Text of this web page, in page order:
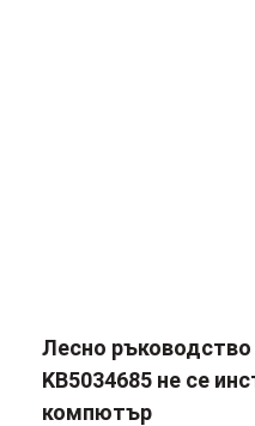
Лесно ръководство
KB5034685 не се
компютър